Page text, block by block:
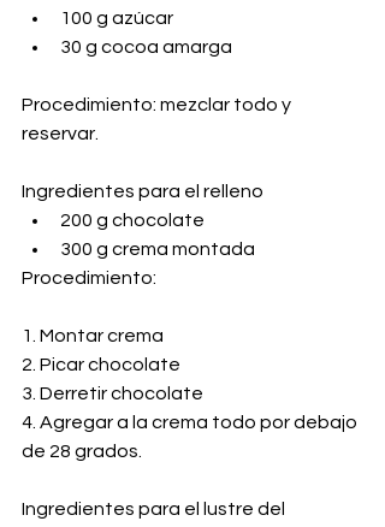
100 g azúcar
30 g cocoa amarga
Procedimiento: mezclar todo y
reservar.
Ingredientes para el relleno
200 g chocolate
300 g crema montada
Procedimiento:
1. Montar crema
2. Picar chocolate
3. Derretir chocolate
4. Agregar a la crema todo por debajo
de 28 grados.
Ingredientes para el lustre del